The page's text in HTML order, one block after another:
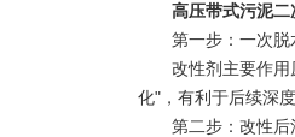
高压带式污泥二
第一步：一次脱水
改性剂主要作用原
化"，有利于后续深
第二步：改性后污